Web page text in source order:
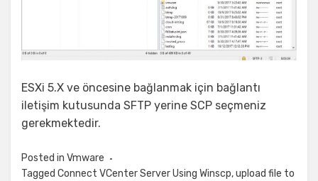
ESXi 5.X ve öncesine bağlanmak için bağlantı
iletişim kutusunda SFTP yerine SCP seçmeniz
gerekmektedir.
Posted in Vmware
Tagged Connect VCenter Server Using Winscp,upload file to